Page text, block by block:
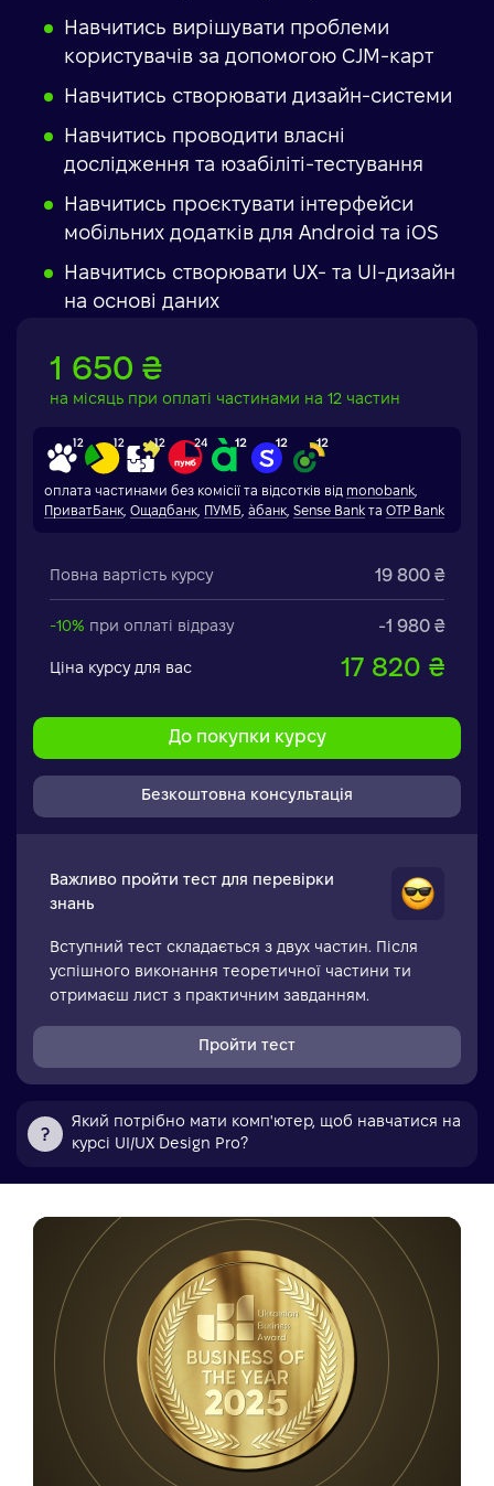
Навчитись вирішувати проблеми
користувачів за допомогою CJM-карт
Навчитись створювати дизайн-системи
Навчитись проводити власні
дослідження та юзабіліті-тестування
Навчитись проєктувати інтерфейси
мобільних додатків для Android та iOS
Навчитись створювати UX- та UI-дизайн
на основі даних
1 650 ₴
на місяць при оплаті частинами на 12 частин
оплата частинами без комісії та відсотків від monobank
ПриватБанк Ощадбанк ПУМБ àбанк Sense Bank та OTP Bank
Повна вартість курсу 19 800 ₴
-10% при оплаті відразу -1 980 ₴
Ціна курсу для вас 17 820 ₴
До покупки курсу
Безкоштовна консультація
Важливо пройти тест для перевірки
знань
Вступний тест складається з двух частин. Після
успішного виконання теоретичної частини ти
отримаєш лист з практичним завданням.
Пройти тест
Який потрібно мати комп'ютер, щоб навчатися на
курсі UI/UX Design Pro?